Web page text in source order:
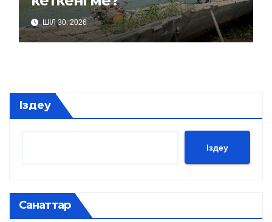
ШІЛ 30, 2026
Іздеу
Іздеу
Санаттар